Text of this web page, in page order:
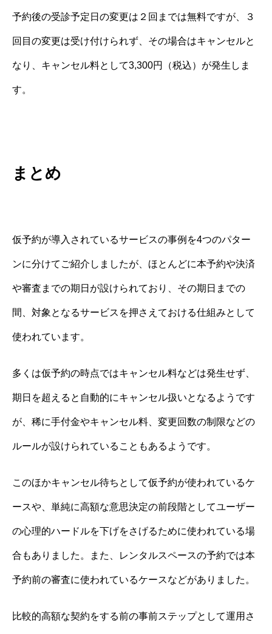
予約後の受診予定日の変更は２回までは無料ですが、３
回目の変更は受け付けられず、その場合はキャンセルと
なり、キャンセル料として3,300円（税込）が発生しま
す。
まとめ
仮予約が導入されているサービスの事例を4つのパター
ンに分けてご紹介しましたが、ほとんどに本予約や決済
や審査までの期日が設けられており、その期日までの
間、対象となるサービスを押さえておける仕組みとして
使われています。
多くは仮予約の時点ではキャンセル料などは発生せず、
期日を超えると自動的にキャンセル扱いとなるようです
が、稀に手付金やキャンセル料、変更回数の制限などの
ルールが設けられていることもあるようです。
このほかキャンセル待ちとして仮予約が使われているケ
ースや、単純に高額な意思決定の前段階としてユーザー
の心理的ハードルを下げをさげるために使われている場
合もありました。また、レンタルスペースの予約では本
予約前の審査に使われているケースなどがありました。
比較的高額な契約をする前の事前ステップとして運用さ